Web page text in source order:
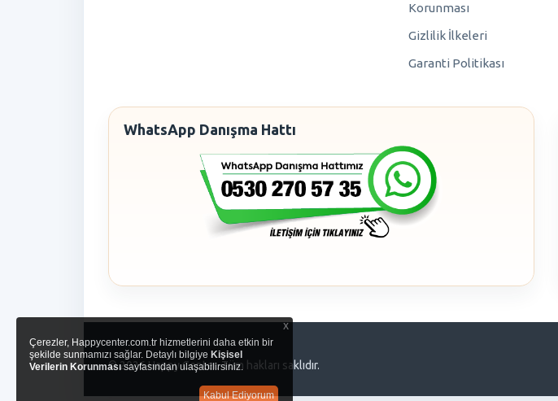
Korunması
Gizlilik İlkeleri
Garanti Politikası
WhatsApp Danışma Hattı
© 2026 Happy Center. Tüm hakları saklıdır.
x
Çerezler, Happycenter.com.tr hizmetlerini daha etkin bir
şekilde sunmamızı sağlar. Detaylı bilgiye Kişisel
Verilerin Korunmasısayfasından ulaşabilirsiniz.
Kabul Ediyorum